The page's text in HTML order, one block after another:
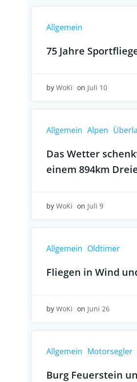
Allgemein
75 Jahre
by WoKi on Juli 10
Allgemein Alpen
Das Wetter
einem 894km
by WoKi on Juli 9
Allgemein Oldtimer
Fliegen in Wind
by WoKi on Juni 26
Allgemein Motorsegler
Burg Feuerstein